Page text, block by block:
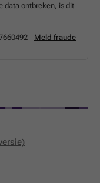
data ontbreken, is dit
Meld fraude